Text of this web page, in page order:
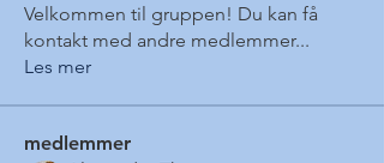
Velkommen til gruppen! Du kan få
kontakt med andre medlemmer...
Les mer
medlemmer